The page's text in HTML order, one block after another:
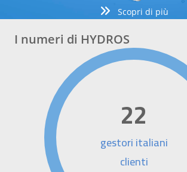
Scopri di più
I numeri di HYDROS
22
gestori italiani
clienti